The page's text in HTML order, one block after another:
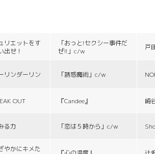
リエットをす
出せ！
「おっと!セクシー事件だ
ぜ!!」c/w
戸
リンダーリン 「誘惑魔術」c/w
OUT 『Candee』 崎
る力 「恋は５時から」c/w
やかにキメた